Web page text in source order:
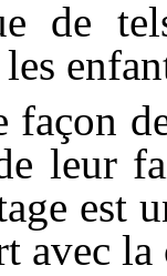
de
façon
leur
est
avec